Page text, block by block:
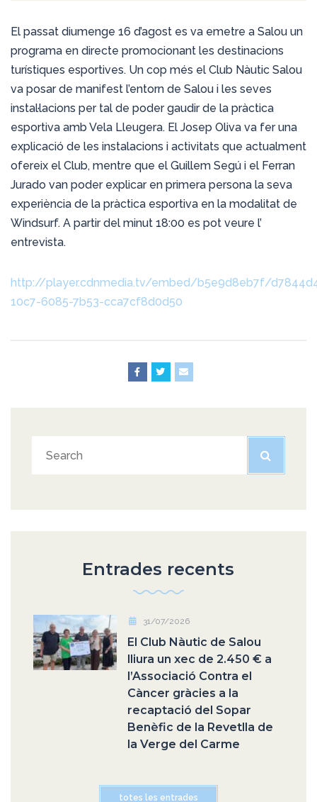
El passat diumenge 16 d’agost es va emetre a Salou un
programa en directe promocionant les destinacions
turístiques esportives. Un cop més el Club Nàutic Salou
va posar de manifest l’entorn de Salou i les seves
instal·lacions per tal de poder gaudir de la pràctica
esportiva amb Vela Lleugera. El Josep Oliva va fer una
explicació de les instalacions i activitats que actualment
ofereix el Club, mentre que el Guillem Segú i el Ferran
Jurado van poder explicar en primera persona la seva
experiència de la pràctica esportiva en la modalitat de
Windsurf. A partir del minut 18:00 es pot veure l’
entrevista.
http://player.cdnmedia.tv/embed/b5e9d8eb7f/
10c7-6085-7b53-cca7cf8d0d50
Entrades recents
31/07/2026
El Club Nàutic de Salou
lliura un xec de 2.450 € a
l’Associació Contra el
Càncer gràcies a la
recaptació del Sopar
Benèfic de la Revetlla de
la Verge del Carme
totes les entrades